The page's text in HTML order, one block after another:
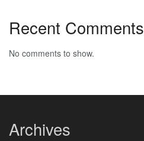
Recent Comments
No comments to show.
Archives